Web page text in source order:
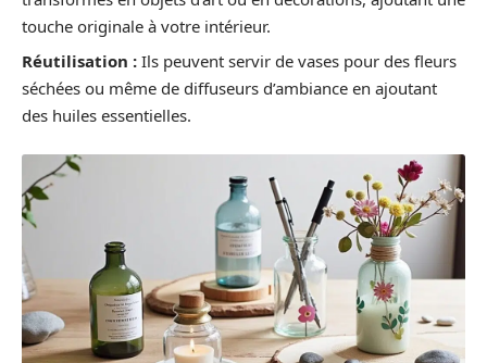
touche originale à votre intérieur.
Réutilisation : Ils peuvent servir de vases pour des fleurs
séchées ou même de diffuseurs d’ambiance en ajoutant
des huiles essentielles.